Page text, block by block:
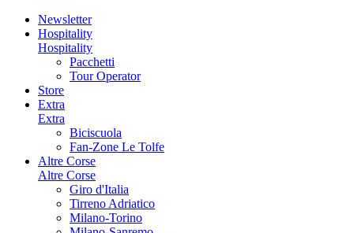
Newsletter
Hospitality
Hospitality
Pacchetti
Tour Operator
Store
Extra
Extra
Biciscuola
Fan-Zone Le Tolfe
Altre Corse
Altre Corse
Giro d'Italia
Tirreno Adriatico
Milano-Torino